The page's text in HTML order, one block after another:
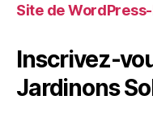
Site de WordPress-
Inscrivez-
Jardinons